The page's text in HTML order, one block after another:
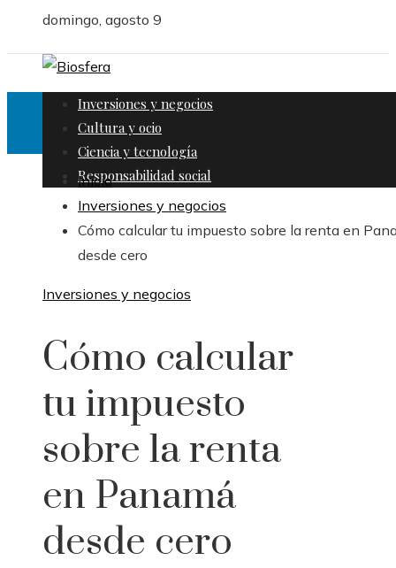
domingo, agosto 9
Inversiones y negocios
Cultura y ocio
Ciencia y tecnología
Responsabilidad social
Inicio
Inversiones y negocios
Cómo calcular tu impuesto sobre la renta en
desde cero
Inversiones y negocios
Cómo calcular
tu impuesto
sobre la renta
en Panamá
desde cero